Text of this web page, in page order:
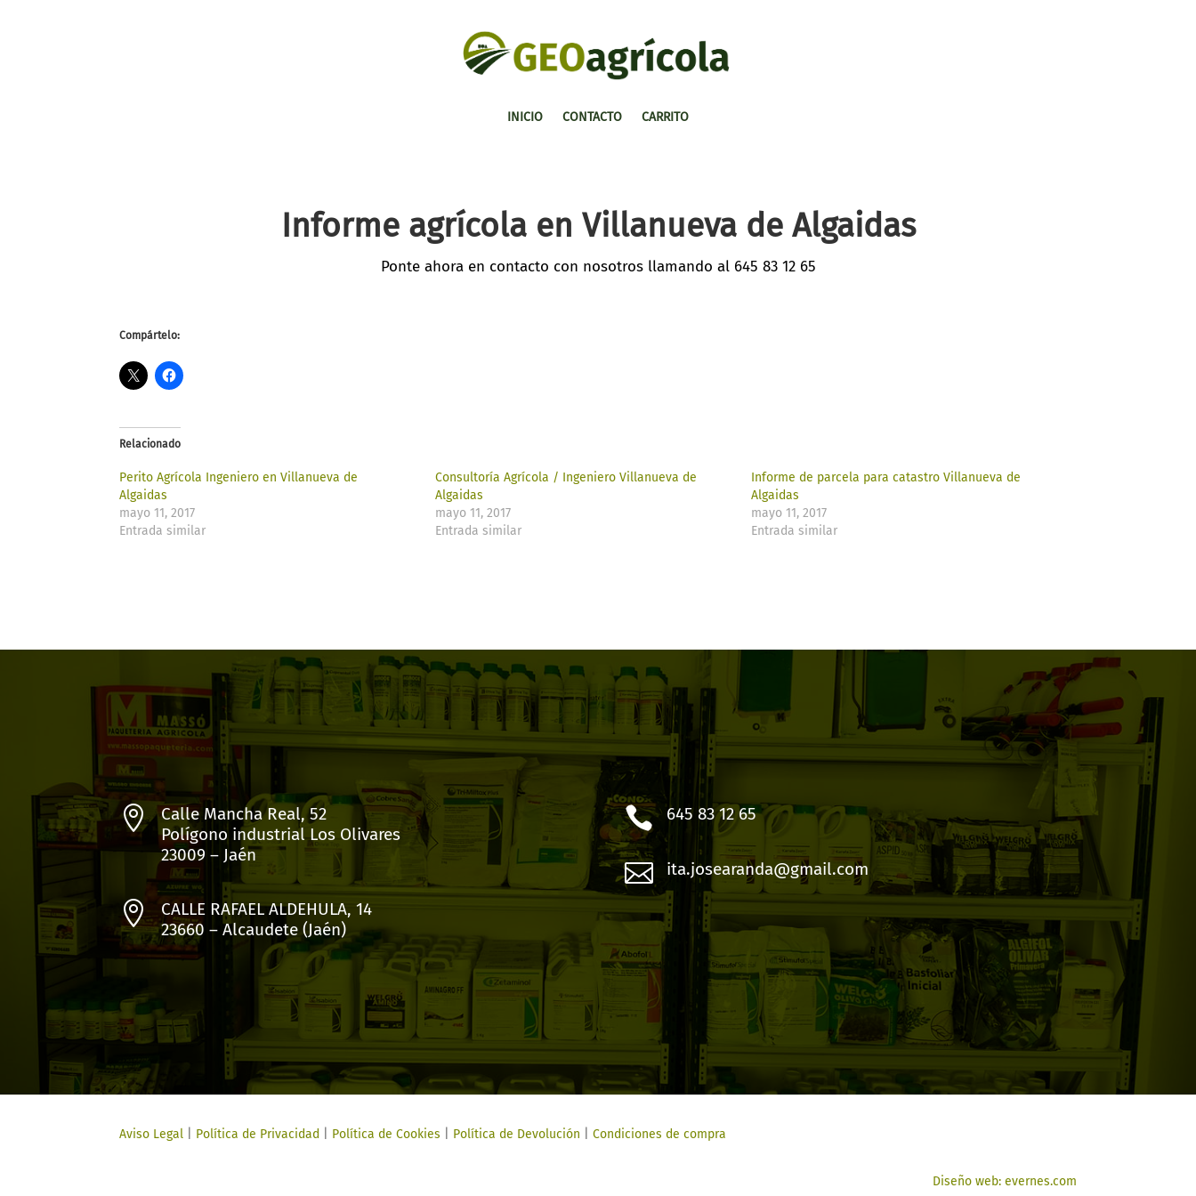
INICIO CONTACTO CARRITO
Informe agrícola en Villanueva de Algaidas
Ponte ahora en contacto con nosotros llamando al 645 83 12 65
Compártelo:
Relacionado
Perito Agrícola Ingeniero en Villanueva de
Algaidas
mayo 11, 2017
Entrada similar
Consultoría Agrícola / Ingeniero Villanueva de
Algaidas
mayo 11, 2017
Entrada similar
Informe de parcela para catastro Villanueva de
Algaidas
mayo 11, 2017
Entrada similar

Calle Mancha Real, 52
Polígono industrial Los Olivares
23009 – Jaén

CALLE RAFAEL ALDEHULA, 14
23660 – Alcaudete (Jaén)
 645 83 12 65
 ita.josearanda@gmail.com
Aviso Legal Política de Privacidad Política de Cookies Política de Devolución |Condiciones de compra
Diseño web: evernes.com